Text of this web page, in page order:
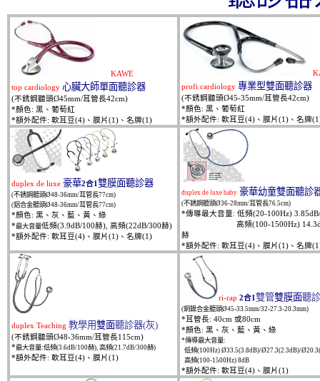
KAWE
top cardiology 心臟大師單面聽診器
(不銹鋼聽頭Ø45mm/耳管長42cm)
*顏色: 黑、葡萄紅
*額外配件: 軟耳豆(4)、膜片(1)、名牌(1)
profi cardiology 專業型雙面聽診器
(不銹鋼聽頭Ø45-35mm/耳管長42cm)
*顏色: 黑、葡萄紅
*額外配件: 軟耳豆(4)、膜片(1)、名牌
duplex de luxe 豪華2合1 雙膜面聽診器
(不銹鋼聽頭Ø48-36mm/耳管長77cm)
(鋁合金聽頭Ø48-36mm/耳管長77cm)
*顏色: 黑、灰、藍、黃、綠
*最大音量低頻(3.9dB/100赫), 高頻(22dB/300赫)
*額外配件: 軟耳豆(4)、膜片(1)、名牌(1)
duplex de luxe baby 豪華幼童雙面聽診
(不銹鋼聽頭Ø36-28mm/耳管長76.5cm)
*傳導最大音量: 低頻(20-100Hz)
高頻(100-1500Hz)
赫
*額外配件: 軟耳豆(4)、膜片(1)、名牌
duplex Teaching 教學用雙面聽診器(灰)
(不銹鋼聽頭Ø48-36mm/耳管長115cm)
*最大音量:低頻(3.6dB/100赫), 高頻(21.7dB/300赫)
*額外配件: 軟耳豆(4)、膜片(1)
ri-rap 2合1 雙管雙膜面聽
(銅鎳合金聽頭Ø45-33.5mm/32-27.3-20.3mm)
* 耳管長: 40cm 或80cm
*顏色: 黑、灰、藍、黃、綠
*傳導最大音量:
低頻(100Hz) Ø33.5(3.8dB)/Ø27.3(2.3dB)/
高頻(100-1500Hz) 8dB
*額外配件: 軟耳豆(4)、膜片(1)